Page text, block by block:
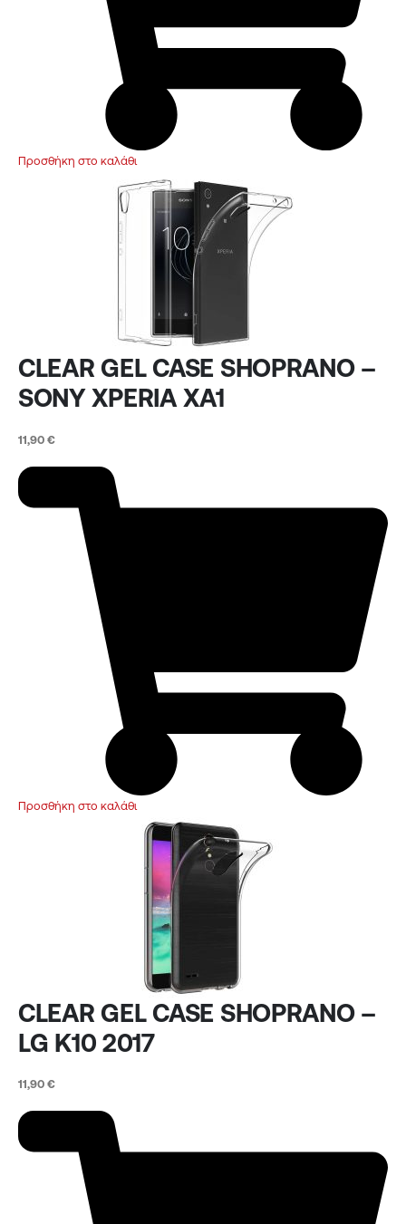
Προσθήκη στο καλάθι
CLEAR GEL CASE SHOPRANO –
SONY XPERIA XA1
11,90 €
Προσθήκη στο καλάθι
CLEAR GEL CASE SHOPRANO –
LG K10 2017
11,90 €